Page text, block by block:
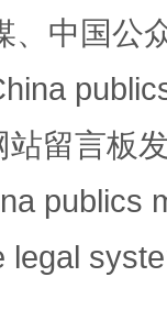
、中国公
留言板
publics
legal